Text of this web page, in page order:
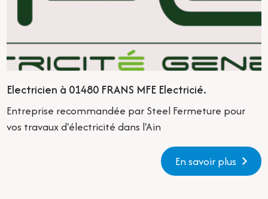
Electricien à 01480 FRANS MFE Electricié.
Entreprise recommandée par Steel Fermeture pour
vos travaux d'électricité dans l'Ain
En savoir plus